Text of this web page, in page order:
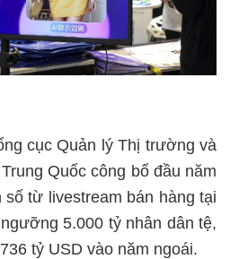
cục Quản lý Thị trường và
Quốc công bố đầu năm
số từ livestream bán hàng tại
5.000 tỷ nhân dân tệ,
tỷ USD vào năm ngoái.